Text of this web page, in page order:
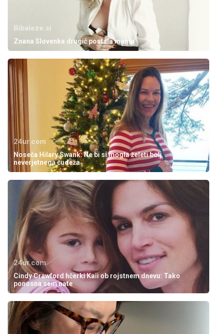
Bibaleze.si
Znana Slovenka drugič postala mama
24ur.com
Noseča Hilary Swank: Ne bi si mogla želeti bolj
neverjetnega čudeža
24ur.com
Cindy Crawford hčerki Kaii ob rojstnem dnevu: Tako
ponosna sem nate